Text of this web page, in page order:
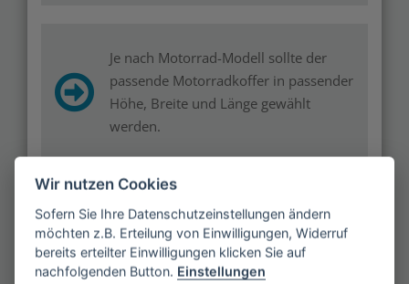
Je nach Motorrad-Modell sollte der
passende Motorradkoffer in passender
Höhe, Breite und Länge gewählt
werden.
Ein Motorradkoffer sollte mindestens
Platz für Helm, Wechselkleidung,
Reperaturset, Handschuhe und Ihre
Wir nutzen Cookies
Sofern Sie Ihre Datenschutzeinstellungen ändern
möchten z.B. Erteilung von Einwilligungen, Widerruf
bereits erteilter Einwilligungen klicken Sie auf
nachfolgenden Button. Einstellungen